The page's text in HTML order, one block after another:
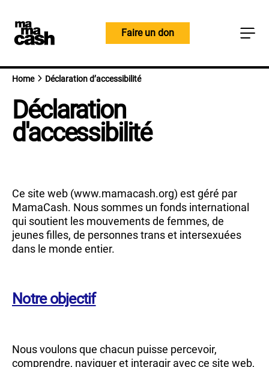
content
Faire un don
Home Déclaration d’accessibilité
Déclaration
d'accessibilité
Ce site web (www.mamacash.org) est géré par
MamaCash. Nous sommes un fonds international
qui soutient les mouvements de femmes, de
jeunes filles, de personnes trans et intersexuées
dans le monde entier.
Notre objectif
Nous voulons que chacun puisse percevoir,
comprendre, naviguer et interagir avec ce site web,